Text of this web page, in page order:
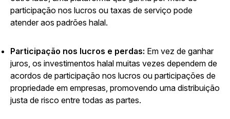
participação nos lucros ou taxas de serviço pode
atender aos padrões halal.
Participação nos lucros e perdas: Em vez de ganhar
juros, os investimentos halal muitas vezes dependem de
acordos de participação nos lucros ou participações de
propriedade em empresas, promovendo uma distribuição
justa de risco entre todas as partes.